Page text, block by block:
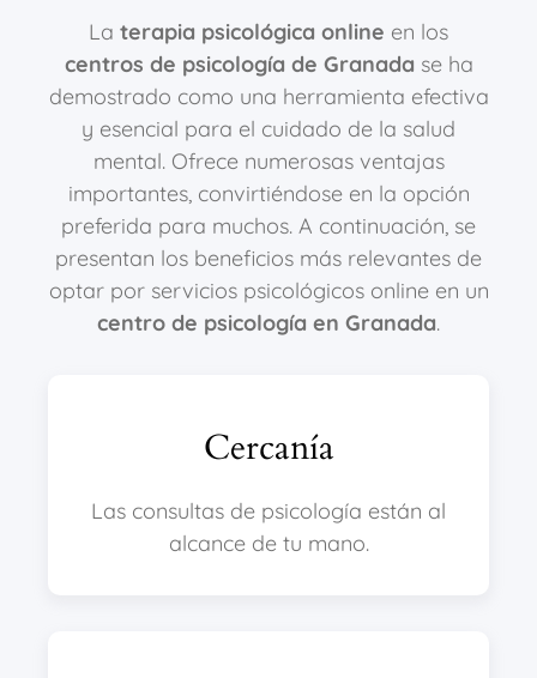
La terapia psicológica online en los
centros de psicología de Granada se ha
demostrado como una herramienta efectiva
y esencial para el cuidado de la salud
mental. Ofrece numerosas ventajas
importantes, convirtiéndose en la opción
preferida para muchos. A continuación, se
presentan los beneficios más relevantes de
optar por servicios psicológicos online en un
centro de psicología en Granada.
Cercanía
Las consultas de psicología están al
alcance de tu mano.